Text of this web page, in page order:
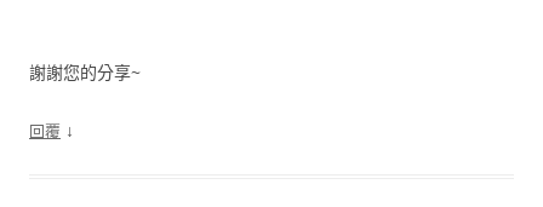
謝謝您的分享~
回覆 ↓